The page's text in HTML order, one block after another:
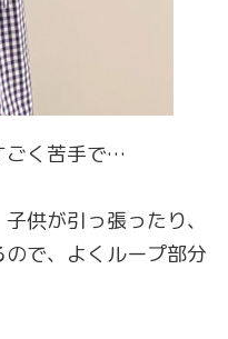
ごく苦手で…
供が引っ張ったり、
で、よくループ部分